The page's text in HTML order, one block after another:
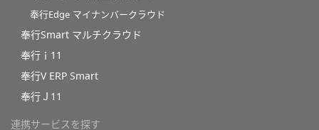
奉行Edge マイナンバークラウド
奉行Smart マルチクラウド
奉行ｉ11
奉行V ERP Smart
奉行Ｊ11
連携サービスを探す